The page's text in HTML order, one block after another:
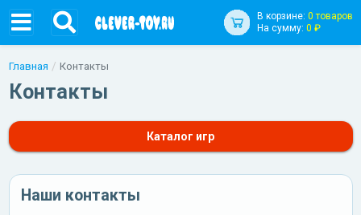
В корзине: 0 товаров
На сумму: 0 ₽
Главная Контакты
Контакты
Каталог игр
Наши контакты